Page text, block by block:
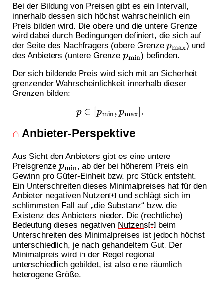
Bei der Bildung von Preisen gibt es ein Intervall,
innerhalb dessen sich höchst wahrscheinlich ein
Preis bilden wird. Die obere und die untere Grenze
wird dabei durch Bedingungen definiert, die sich auf
der Seite des Nachfragers (obere Grenzep max) und
des Anbieters (untere Grenzepmin) befinden.
Der sich bildende Preis wird sich mit an Sicherheit
grenzender Wahrscheinlichkeit innerhalb dieser
Grenzen bilden:
p ∈[ pmin,pmax].
⌂ Anbieter-Perspektive
Aus Sicht den Anbieters gibt es eine untere
Preisgrenzepmin, ab der bei höherem Preis ein
Gewinn pro Güter-Einheit bzw. pro Stück entsteht.
Ein Unterschreiten dieses Minimalpreises hat für den
Anbieter negativen Nutzen[+] und schlägt sich im
schlimmsten Fall auf „die Substanz“ bzw. die
Existenz des Anbieters nieder. Die (rechtliche)
Bedeutung dieses negativen Nutzens[+] beim
Unterschreiten des Minimalpreises ist jedoch höchst
unterschiedlich, je nach gehandeltem Gut. Der
Minimalpreis wird in der Regel regional
unterschiedlich gebildet, ist also eine räumlich
heterogene Größe.